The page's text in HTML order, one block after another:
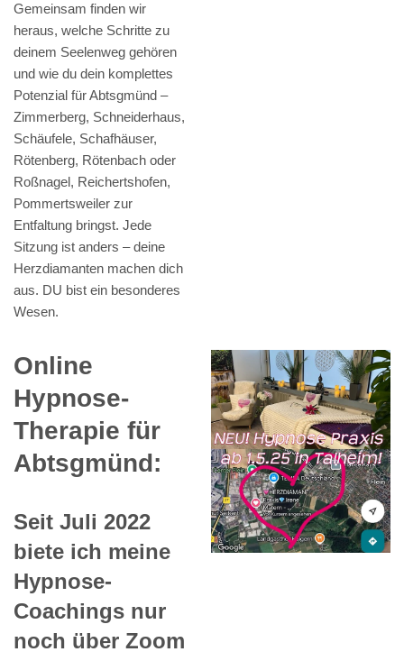
Gemeinsam finden wir
heraus, welche Schritte zu
deinem Seelenweg gehören
und wie du dein komplettes
Potenzial für Abtsgmünd –
Zimmerberg, Schneiderhaus,
Schäufele, Schafhäuser,
Rötenberg, Rötenbach oder
Roßnagel, Reichertshofen,
Pommertsweiler zur
Entfaltung bringst. Jede
Sitzung ist anders – deine
Herzdiamanten machen dich
aus. DU bist ein besonderes
Wesen.
Online
Hypnose-
Therapie für
Abtsgmünd:
Seit Juli 2022
biete ich meine
Hypnose-
Coachings nur
noch über Zoom